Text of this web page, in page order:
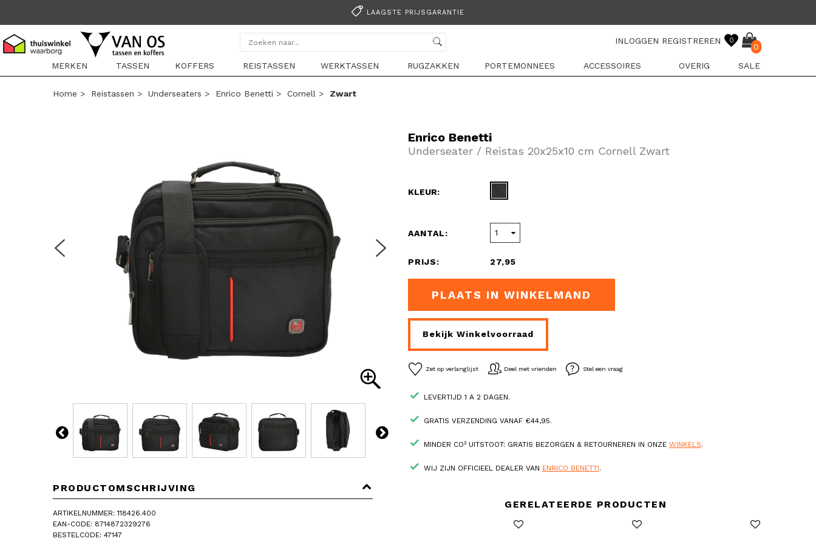
LAAGSTE PRIJSGARANTIE
INLOGGEN REGISTREREN 0
0
MERKEN
TASSEN KOFFERS REISTASSEN WERKTASSEN RUGZAKKEN PORTEMONNEES ACCESSOIRES OVERIG SALE
Home > Reistassen > Underseaters > Enrico Benetti > Cornell > Zwart
PRODUCTOMSCHRIJVING
ARTIKELNUMMER: 118426.400
EAN-CODE: 8714872329276
BESTELCODE: 47147
Enrico Benetti
Underseater / Reistas 20x25x10 cm Cornell Zwart
KLEUR:
AANTAL:
PRIJS: 27,95
PLAATS IN WINKELMAND
Bekijk Winkelvoorraad
Zet op verlanglijst Deel met vrienden Stel een vraag
LEVERTIJD 1 A 2 DAGEN.
GRATIS VERZENDING VANAF €44,95.
MINDER CO² UITSTOOT: GRATIS BEZORGEN & RETOURNEREN IN ONZE WINKELS.
WIJ ZIJN OFFICIEEL DEALER VAN ENRICO BENETTI.
GERELATEERDE PRODUCTEN